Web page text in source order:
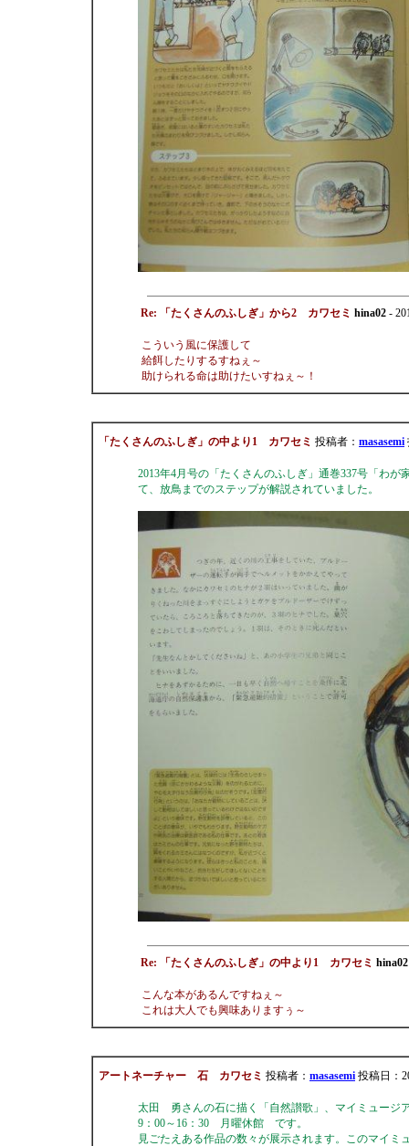
Re: 「たくさんのふしぎ」から2 カワセミ hina02 -
こういう風に保護して
給餌したりするすねぇ～
助けられる命は助けたいすねぇ～！
「たくさんのふしぎ」の中より1 カワセミ 投稿者： masasemi
2013年4月号の「たくさんのふしぎ」通巻337号「わ
て、放鳥までのステップが解説されていました。
Re: 「たくさんのふしぎ」の中より1 カワセミ hina02
こんな本があるんですねぇ～
これは大人でも興味ありますぅ～
アートネーチャー 石 カワセミ 投稿者： masasemi 投稿日：
太田 勇さんの石に描く「自然讃歌」、マイミュージ
9：00～16：30 月曜休館 です。
見ごたえある作品の数々が展示されます。このマイ